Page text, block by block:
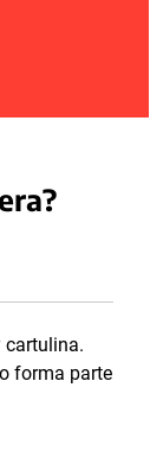
cartulina.
forma parte